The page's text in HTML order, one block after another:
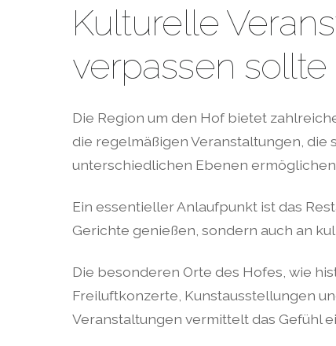
Kulturelle
verpassen sollte
Die Region um den Hof bietet
die regelmäßigen Veranstaltungen,
unterschiedlichen Ebenen
Ein essentieller Anlaufpunkt ist das
Gerichte genießen, sondern auch an
Die besonderen Orte des Hofes, wie
Freiluftkonzerte, Kunstausstellungen
Veranstaltungen vermittelt das Gefühl